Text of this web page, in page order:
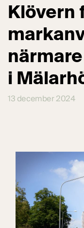
Klövern
i
13 december 2024